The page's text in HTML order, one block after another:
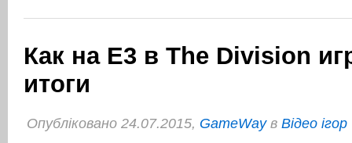
Как на E3 в The Division
итоги
Опубліковано 24.07.2015, GameWayв Відео ігор